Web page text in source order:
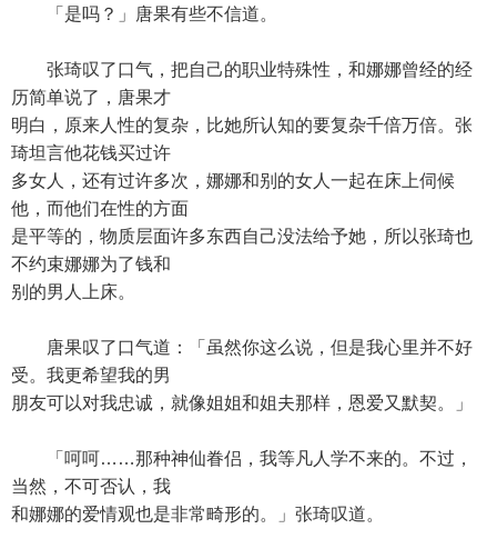
「是吗？」唐果有些不信道。
张琦叹了口气，把自己的职业特殊性，和娜娜曾经的经
历简单说了，唐果才
明白，原来人性的复杂，比她所认知的要复杂千倍万倍。张
琦坦言他花钱买过许
多女人，还有过许多次，娜娜和别的女人一起在床上伺候
他，而他们在性的方面
是平等的，物质层面许多东西自己没法给予她，所以张琦也
不约束娜娜为了钱和
别的男人上床。
唐果叹了口气道：「虽然你这么说，但是我心里并不好
受。我更希望我的男
朋友可以对我忠诚，就像姐姐和姐夫那样，恩爱又默契。」
「呵呵……那种神仙眷侣，我等凡人学不来的。不过，
当然，不可否认，我
和娜娜的爱情观也是非常畸形的。」张琦叹道。